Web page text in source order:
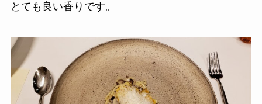
とても良い香りです。